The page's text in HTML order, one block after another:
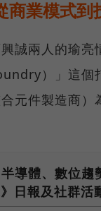
商業模式到
誠兩人的瑜亮
）」這個
元件製造商）
導體、數位趨
日報及社群活